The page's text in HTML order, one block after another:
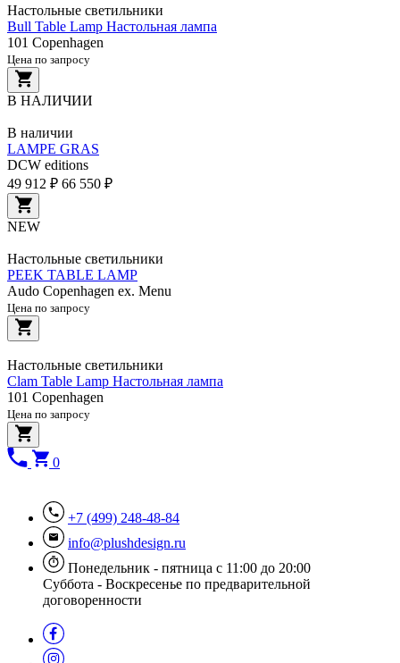
Настольные светильники
Bull Table Lamp Настольная лампа
101 Copenhagen
Цена по запросу
В НАЛИЧИИ
В наличии
LAMPE GRAS
DCW editions
49 912 ₽ 66 550 ₽
NEW
Настольные светильники
PEEK TABLE LAMP
Audo Copenhagen ex. Menu
Цена по запросу
Настольные светильники
Clam Table Lamp Настольная лампа
101 Copenhagen
Цена по запросу
0
+7 (499) 248-48-84
info@plushdesign.ru
Понедельник - пятница с 11:00 до 20:00
Суббота - Воскресенье по предварительной
договоренности